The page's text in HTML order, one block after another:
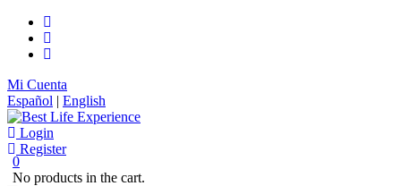
Mi Cuenta
Español | English
Login
Register
0
No products in the cart.